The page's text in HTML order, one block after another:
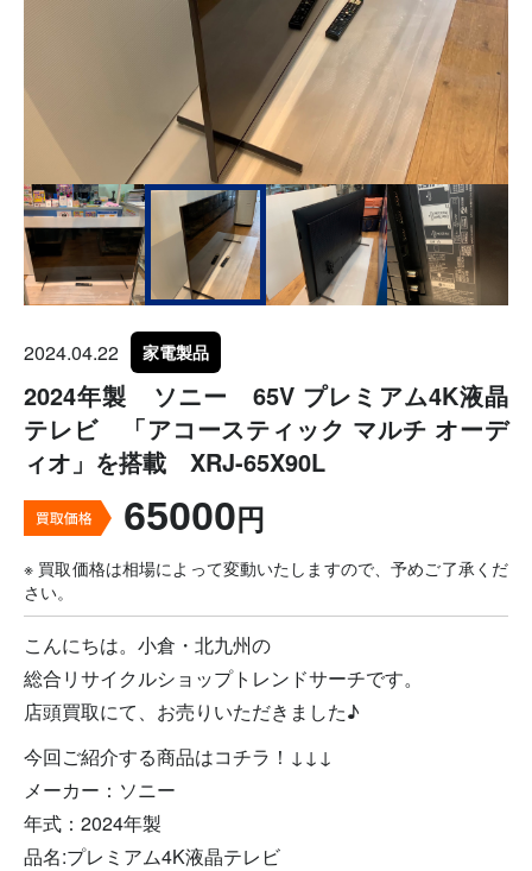
2024.04.22 家電製品
2024年製 ソニー 65V プレミアム4K液晶
テレビ 「アコースティック マルチ オーデ
ィオ」を搭載 XRJ-65X90L
65000
※ 買取価格は相場によって変動いたしますので、予めご了承くだ
さい。
こんにちは。小倉・北九州の
総合リサイクルショップトレンドサーチです。
店頭買取にて、お売りいただきました♪
今回ご紹介する商品はコチラ！↓↓↓
メーカー：ソニー
年式：2024年製
品名:プレミアム4K液晶テレビ